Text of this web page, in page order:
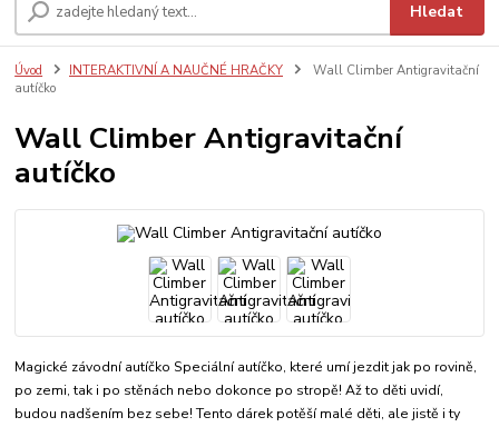
Hledat
Úvod INTERAKTIVNÍ A NAUČNÉ HRAČKY
Wall Climber Antigravitační
autíčko
Wall Climber Antigravitační
autíčko
Magické závodní autíčko Speciální autíčko, které umí jezdit jak po rovině,
po zemi, tak i po stěnách nebo dokonce po stropě! Až to děti uvidí,
budou nadšením bez sebe! Tento dárek potěší malé děti, ale jistě i ty